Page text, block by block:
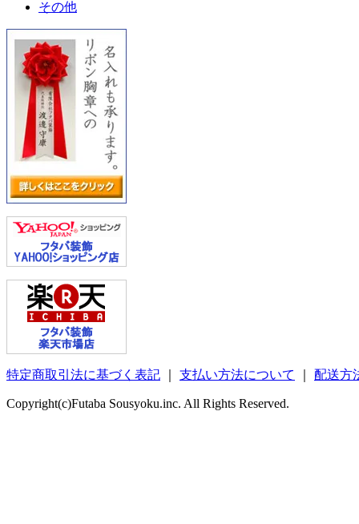
その他
特定商取引法に基づく表記 支払い方法について 配送方
Copyright(c)Futaba Sousyoku.inc. All Rights Reserved.